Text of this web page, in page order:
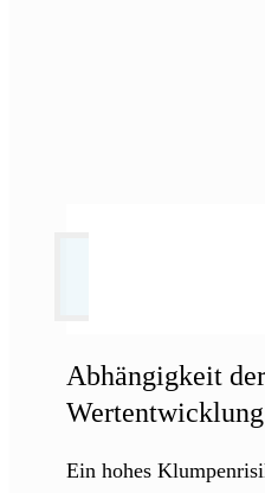
Abhängigkeit der
Wertentwicklung
Ein hohes